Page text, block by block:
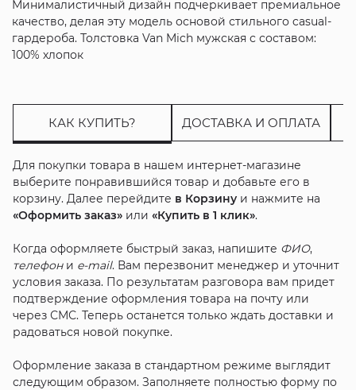
Минималистичный дизайн подчеркивает премиальное
качество, делая эту модель основой стильного casual-
гардероба. Толстовка Van Mich мужская с составом:
100% хлопок
КАК КУПИТЬ? ДОСТАВКА И ОПЛАТА
Для покупки товара в нашем интернет-магазине
выберите понравившийся товар и добавьте его в
корзину. Далее перейдите в Корзинуи нажмите на
«Оформить заказ»или «Купить в 1 клик».
Когда оформляете быстрый заказ, напишите ФИО,
телефони e-mail. Вам перезвонит менеджер и уточнит
условия заказа. По результатам разговора вам придет
подтверждение оформления товара на почту или
через СМС. Теперь останется только ждать доставки и
радоваться новой покупке.
Оформление заказа в стандартном режиме выглядит
следующим образом. Заполняете полностью форму по